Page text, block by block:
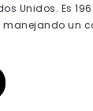
Unidos. Es
manejando un